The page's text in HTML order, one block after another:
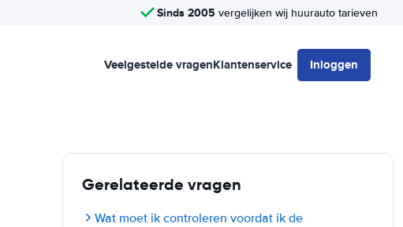
Sinds 2005 vergelijken wij huurauto tarieven
Veelgestelde vragenKlantenservice Inloggen
Gerelateerde vragen
Wat moet ik controleren voordat ik de